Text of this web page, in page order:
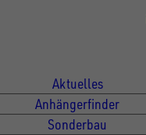
Aktuelles
Anhängerfinder
Sonderbau